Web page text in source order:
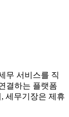
무 서비스를 직
결하는 플랫폼
세무기장은 제휴